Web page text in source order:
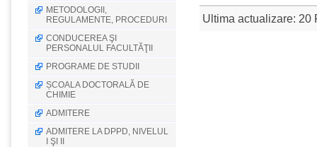
METODOLOGII,
REGULAMENTE, PROCEDURI
CONDUCEREA ŞI
PERSONALUL FACULTĂŢII
PROGRAME DE STUDII
ȘCOALA DOCTORALĂ DE
CHIMIE
ADMITERE
ADMITERE LA DPPD, NIVELUL
I ŞI II
Ultima actualizare: 20